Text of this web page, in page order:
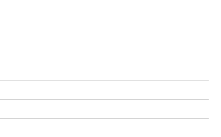
erste Säule, zweite Säule, dritte Säule,
Luzern)
AHV-Altersrente (WAS Luzern)
Erwerbsunfähigkeit, Behinderte